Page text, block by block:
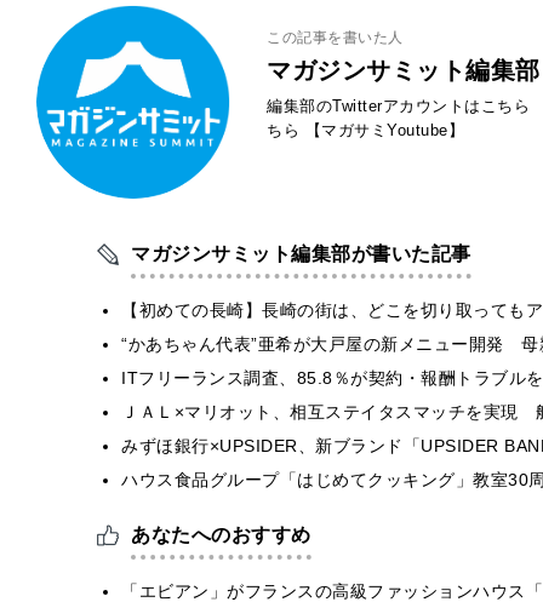
この記事を書いた人
マガジンサミット編集部
編集部のTwitterアカウントはこちら
ちら
【マガサミYoutube】
マガジンサミット編集部が書いた記事
【初めての長崎】長崎の街は、どこを切り取って
“かあちゃん代表”亜希が大戸屋の新メニュー開発
ITフリーランス調査、85.8％が契約・報酬トラブ
ＪＡＬ×マリオット、相互ステイタスマッチを実
みずほ銀行×UPSIDER、新ブランド「UPSIDER
ハウス食品グループ「はじめてクッキング」教室
あなたへのおすすめ
「エビアン」がフランスの高級ファッションハウス